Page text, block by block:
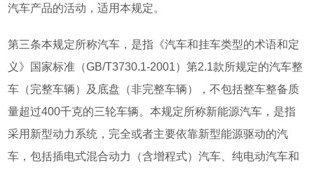
汽车产品的活动，适用本规定。
第三条本规定所称汽车，是指《汽车和挂车类型的术语和定
义》国家标准（GB/T3730.1-2001）第2.1款所规定的汽车整
车（完整车辆）及底盘（非完整车辆），不包括整车整备质
量超过400千克的三轮车辆。本规定所称新能源汽车，是指
采用新型动力系统，完全或者主要依靠新型能源驱动的汽
车，包括插电式混合动力（含增程式）汽车、纯电动汽车和